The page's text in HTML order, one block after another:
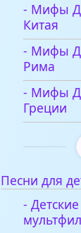
- Мифы
Китая
- Мифы
Рима
- Мифы
Греции
Песни для
-